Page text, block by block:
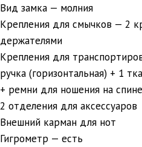
Вид замка — молния
Крепления для смычков — 2
держателями
Крепления для
ручка (горизонтальная) + 1
+ ремни для ношения на
2 отделения для аксессуаров
Внешний карман для нот
Гигрометр — есть